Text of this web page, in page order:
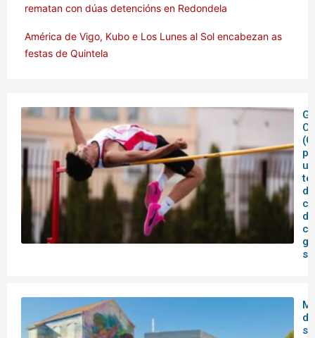
rematan con dúas detencións en Redondela
América de Vigo, Kubo e Los Lunes al Sol encabezan as
festas de Quintela
de
de